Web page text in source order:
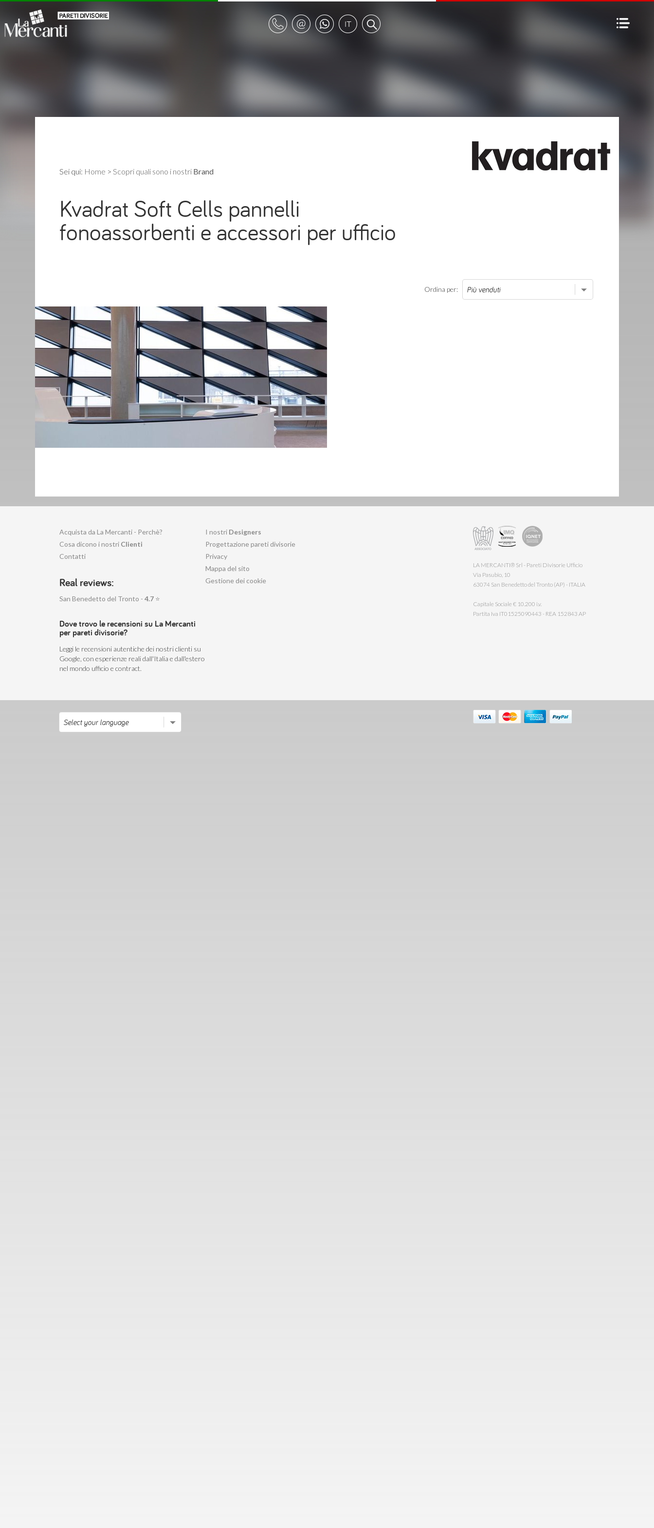
Sei qui: Home > Scopri quali sono i nostri Brand
Kvadrat Soft Cells pannelli
fonoassorbenti e accessori per ufficio
Ordina per:
Acquista da La Mercanti - Perchè?
Cosa dicono i nostri Clienti
Contatti
Real reviews:
San Benedetto del Tronto - 4.7 ⭐
Dove trovo le recensioni su La Mercanti
per pareti divisorie?
Leggi le recensioni autentiche dei nostri clienti su
Google, con esperienze reali dall'Italia e dall'estero
nel mondo ufficio e contract.
I nostri Designers
Progettazione pareti divisorie
Privacy
Mappa del sito
Gestione dei cookie
LA MERCANTI® Srl - Pareti Divisorie Ufficio
Via Pasubio, 10
63074 San Benedetto del Tronto (AP) - ITALIA
Capitale Sociale € 10.200 i.v.
Partita Iva IT01525090443 - REA 152843 AP